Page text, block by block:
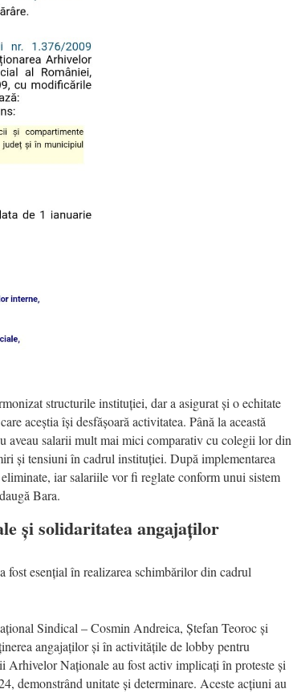
structurile instituției, dar a asigurat și o echitate
aceștia își desfășoară activitatea. Până la această
salarii mult mai mici comparativ cu colegii lor din
și tensiuni în cadrul instituției. După implementarea
iar salariile vor fi reglate conform unui sistem
Bara.
și solidaritatea angajaților
esențial în realizarea schimbărilor din cadrul
Sindical – Cosmin Andreica, Ștefan Teoroc și
angajaților și în activitățile de lobby pentru
Arhivelor Naționale au fost activ implicați în proteste și
demonstrând unitate și determinare. Aceste acțiuni au